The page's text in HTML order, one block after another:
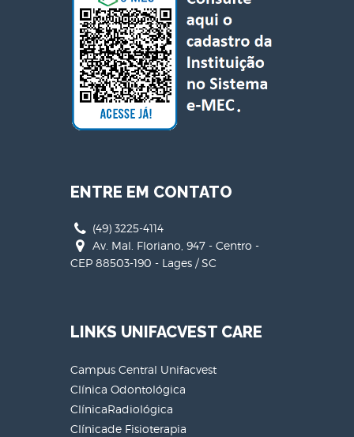
ENTRE EM CONTATO
(49) 3225-4114
Av. Mal. Floriano, 947 - Centro -
CEP 88503-190 - Lages / SC
LINKS UNIFACVEST CARE
Campus Central Unifacvest
Clínica Odontológica
ClínicaRadiológica
Clínicade Fisioterapia